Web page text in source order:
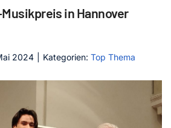
in Hannover
2024 Kategorien: Top Thema